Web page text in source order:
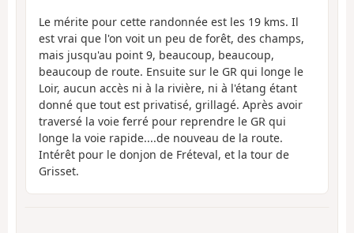
Le mérite pour cette randonnée est les 19 kms. Il
est vrai que l'on voit un peu de forêt, des champs,
mais jusqu'au point 9, beaucoup, beaucoup,
beaucoup de route. Ensuite sur le GR qui longe le
Loir, aucun accès ni à la rivière, ni à l'étang étant
donné que tout est privatisé, grillagé. Après avoir
traversé la voie ferré pour reprendre le GR qui
longe la voie rapide....de nouveau de la route.
Intérêt pour le donjon de Fréteval, et la tour de
Grisset.